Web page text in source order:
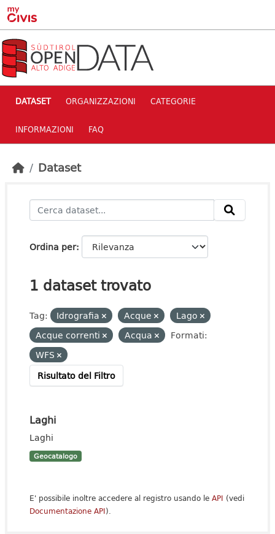
Skip to main content
DATASET ORGANIZZAZIONI CATEGORIE
INFORMAZIONI FAQ
Dataset
Ordina per
1 dataset trovato
Tag: Idrografia Acque
Lago
Acque correnti
Acqua
Formati:
WFS
Risultato del Filtro
Laghi
Laghi
Geocatalogo
E' possibile inoltre accedere al registro usando le API (vedi
Documentazione API).